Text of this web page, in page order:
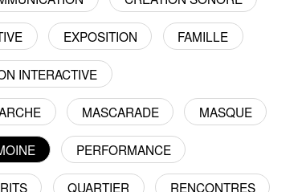
EXPOSITION FAMILLE
INTERACTIVE
MASCARADE MASQUE
PERFORMANCE
QUARTIER RENCONTRES